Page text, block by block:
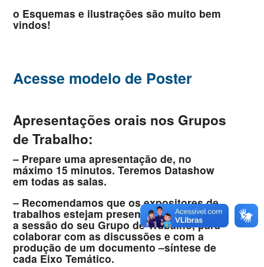
o Esquemas e ilustrações são muito bem
vindos!
Acesse modelo de Poster
Apresentações orais nos Grupos
de Trabalho:
– Prepare uma apresentação de, no
máximo 15 minutos. Teremos Datashow
em todas as salas.
– Recomendamos que os expositores de
trabalhos estejam presentes durante toda
a sessão do seu Grupo de Trabalho, para
colaborar com as discussões e com a
produção de um documento –síntese de
cada Eixo Temático.